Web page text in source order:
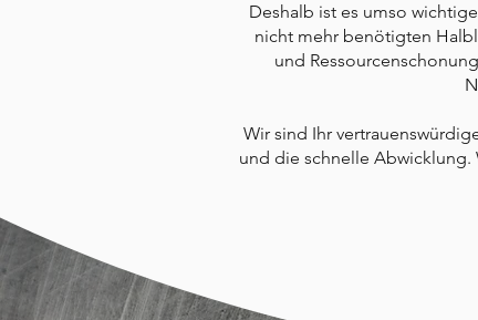
Deshalb ist es umso
nicht mehr benötigten
und
Wir sind Ihr
und die schnelle Abwicklung.